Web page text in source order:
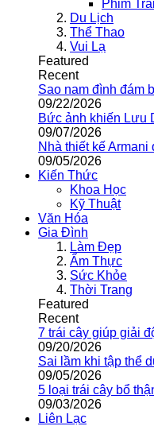
Phim
Du Lịch
Thể Thao
Vui Lạ
Featured
Recent
Sao nam đình đám
09/22/2026
Bức ảnh khiến Lưu
09/07/2026
Nhà thiết kế Armani
09/05/2026
Kiến Thức
Khoa Học
Kỹ Thuật
Văn Hóa
Gia Đình
Làm Đẹp
Ẩm Thực
Sức Khỏe
Thời Trang
Featured
Recent
7 trái cây giúp giải
09/20/2026
Sai lầm khi tập thể
09/05/2026
5 loại trái cây bổ
09/03/2026
Liên Lạc